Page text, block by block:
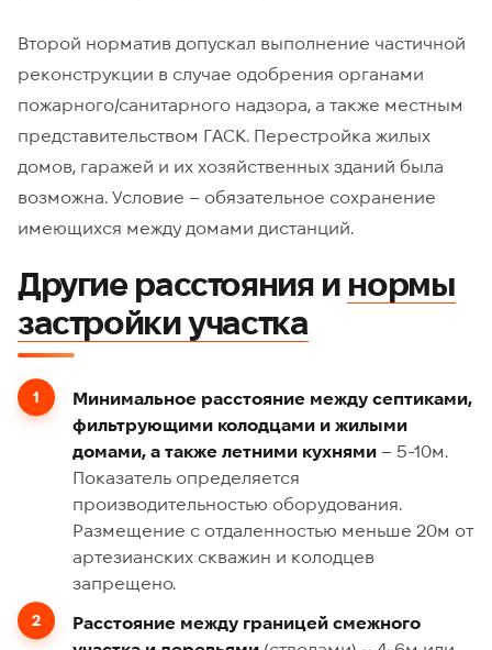
Второй норматив допускал выполнение частичной
реконструкции в случае одобрения органами
пожарного/санитарного надзора, а также местным
представительством ГАСК. Перестройка жилых
домов, гаражей и их хозяйственных зданий была
возможна. Условие – обязательное сохранение
имеющихся между домами дистанций.
Другие расстояния и нормы
застройки участка
Минимальное расстояние между септиками,
фильтрующими колодцами и жилыми
домами, а также летними кухнями– 5-10м.
Показатель определяется
производительностью оборудования.
Размещение с отдаленностью меньше 20м от
артезианских скважин и колодцев
запрещено.
Расстояние между границей смежного